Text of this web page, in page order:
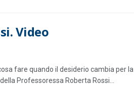
Video
fare quando il desiderio cambia per la
Professoressa Roberta Rossi...